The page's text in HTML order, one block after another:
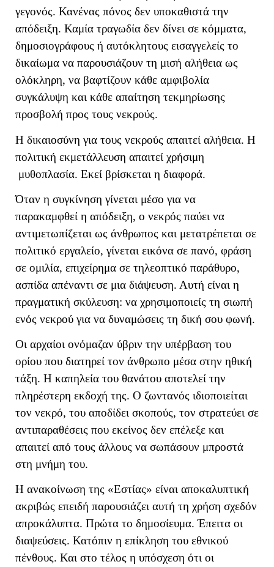
γεγονός. Κανένας πόνος δεν υποκαθιστά την
απόδειξη. Καμία τραγωδία δεν δίνει σε κόμματα,
δημοσιογράφους ή αυτόκλητους εισαγγελείς το
δικαίωμα να παρουσιάζουν τη μισή αλήθεια ως
ολόκληρη, να βαφτίζουν κάθε αμφιβολία
συγκάλυψη και κάθε απαίτηση τεκμηρίωσης
προσβολή προς τους νεκρούς.
Η δικαιοσύνη για τους νεκρούς απαιτεί αλήθεια. Η
πολιτική εκμετάλλευση απαιτεί χρήσιμη
μυθοπλασία. Εκεί βρίσκεται η διαφορά.
Όταν η συγκίνηση γίνεται μέσο για να
παρακαμφθεί η απόδειξη, ο νεκρός παύει να
αντιμετωπίζεται ως άνθρωπος και μετατρέπεται σε
πολιτικό εργαλείο, γίνεται εικόνα σε πανό, φράση
σε ομιλία, επιχείρημα σε τηλεοπτικό παράθυρο,
ασπίδα απέναντι σε μια διάψευση. Αυτή είναι η
πραγματική σκύλευση: να χρησιμοποιείς τη σιωπή
ενός νεκρού για να δυναμώσεις τη δική σου φωνή.
Οι αρχαίοι ονόμαζαν ύβριν την υπέρβαση του
ορίου που διατηρεί τον άνθρωπο μέσα στην ηθική
τάξη. Η καπηλεία του θανάτου αποτελεί την
πληρέστερη εκδοχή της. Ο ζωντανός ιδιοποιείται
τον νεκρό, του αποδίδει σκοπούς, τον στρατεύει σε
αντιπαραθέσεις που εκείνος δεν επέλεξε και
απαιτεί από τους άλλους να σωπάσουν μπροστά
στη μνήμη του.
Η ανακοίνωση της «Εστίας» είναι αποκαλυπτική
ακριβώς επειδή παρουσιάζει αυτή τη χρήση σχεδόν
απροκάλυπτα. Πρώτα το δημοσίευμα. Έπειτα οι
διαψεύσεις. Κατόπιν η επίκληση του εθνικού
πένθους. Και στο τέλος η υπόσχεση ότι οι